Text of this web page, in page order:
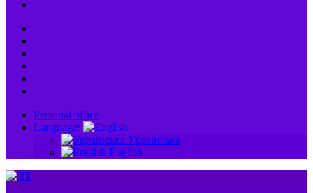
Personal office
Language:
Українська
English